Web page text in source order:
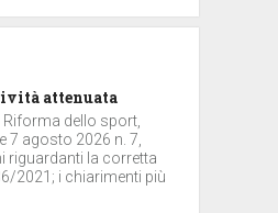
attenuata
Riforma dello sport,
7 agosto 2026 n. 7,
riguardanti la corretta
2021; i chiarimenti più